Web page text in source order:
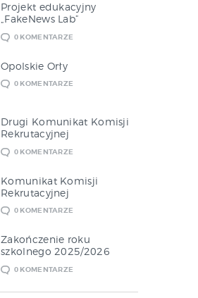
Projekt edukacyjny
„FakeNews Lab”
0 KOMENTARZE
Opolskie Orły
0 KOMENTARZE
Drugi Komunikat Komisji
Rekrutacyjnej
0 KOMENTARZE
Komunikat Komisji
Rekrutacyjnej
0 KOMENTARZE
Zakończenie roku
szkolnego 2025/2026
0 KOMENTARZE